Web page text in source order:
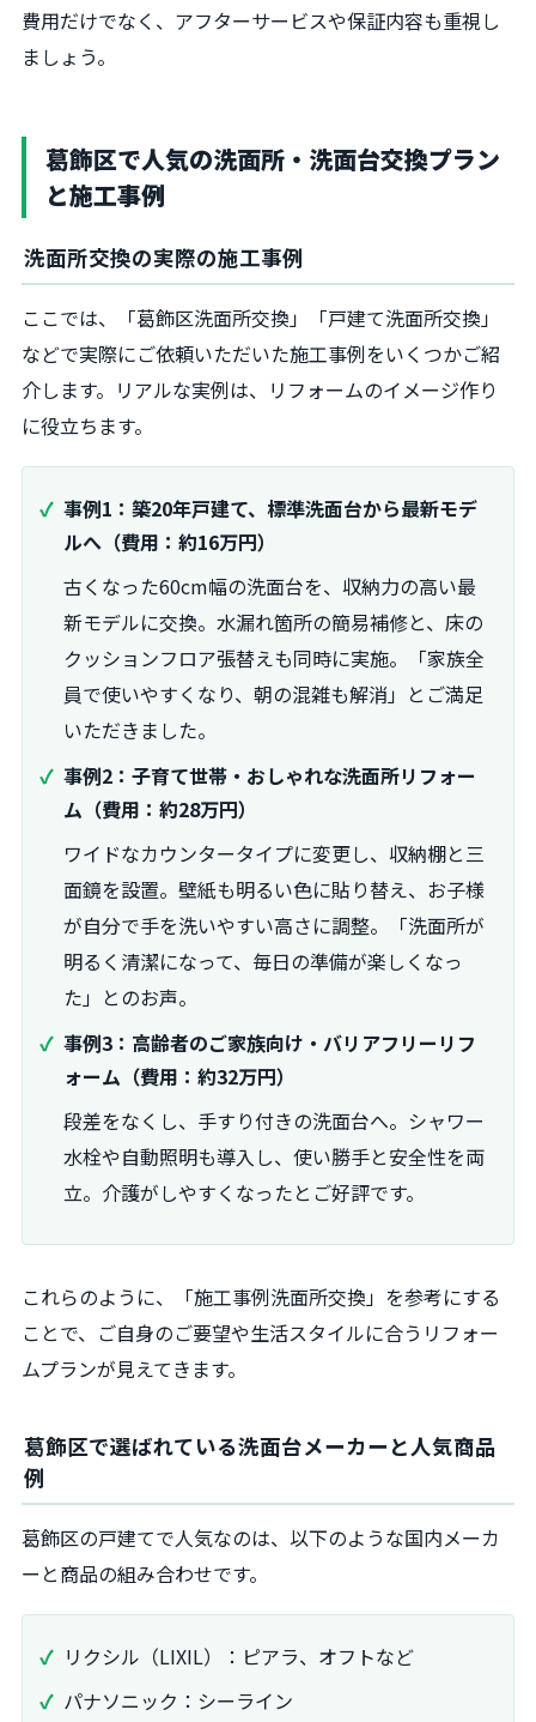
費用だけでなく、アフターサービスや保証内容も重視し
ましょう。
葛飾区で人気の洗面所・洗面台交換プラン
と施工事例
洗面所交換の実際の施工事例
ここでは、「葛飾区洗面所交換」「戸建て洗面所交換」
などで実際にご依頼いただいた施工事例をいくつかご紹
介します。リアルな実例は、リフォームのイメージ作り
に役立ちます。
事例1：築20年戸建て、標準洗面台から最新モデ
ルへ（費用：約16万円）
古くなった60cm幅の洗面台を、収納力の高い最
新モデルに交換。水漏れ箇所の簡易補修と、床の
クッションフロア張替えも同時に実施。「家族全
員で使いやすくなり、朝の混雑も解消」とご満足
いただきました。
事例2：子育て世帯・おしゃれな洗面所リフォー
ム（費用：約28万円）
ワイドなカウンタータイプに変更し、収納棚と三
面鏡を設置。壁紙も明るい色に貼り替え、お子様
が自分で手を洗いやすい高さに調整。「洗面所が
明るく清潔になって、毎日の準備が楽しくなっ
た」とのお声。
事例3：高齢者のご家族向け・バリアフリーリフ
ォーム（費用：約32万円）
段差をなくし、手すり付きの洗面台へ。シャワー
水栓や自動照明も導入し、使い勝手と安全性を両
立。介護がしやすくなったとご好評です。
これらのように、「施工事例洗面所交換」を参考にする
ことで、ご自身のご要望や生活スタイルに合うリフォー
ムプランが見えてきます。
葛飾区で選ばれている洗面台メーカーと人気商品
例
葛飾区の戸建てで人気なのは、以下のような国内メーカ
ーと商品の組み合わせです。
リクシル（LIXIL）：ピアラ、オフトなど
パナソニック：シーライン